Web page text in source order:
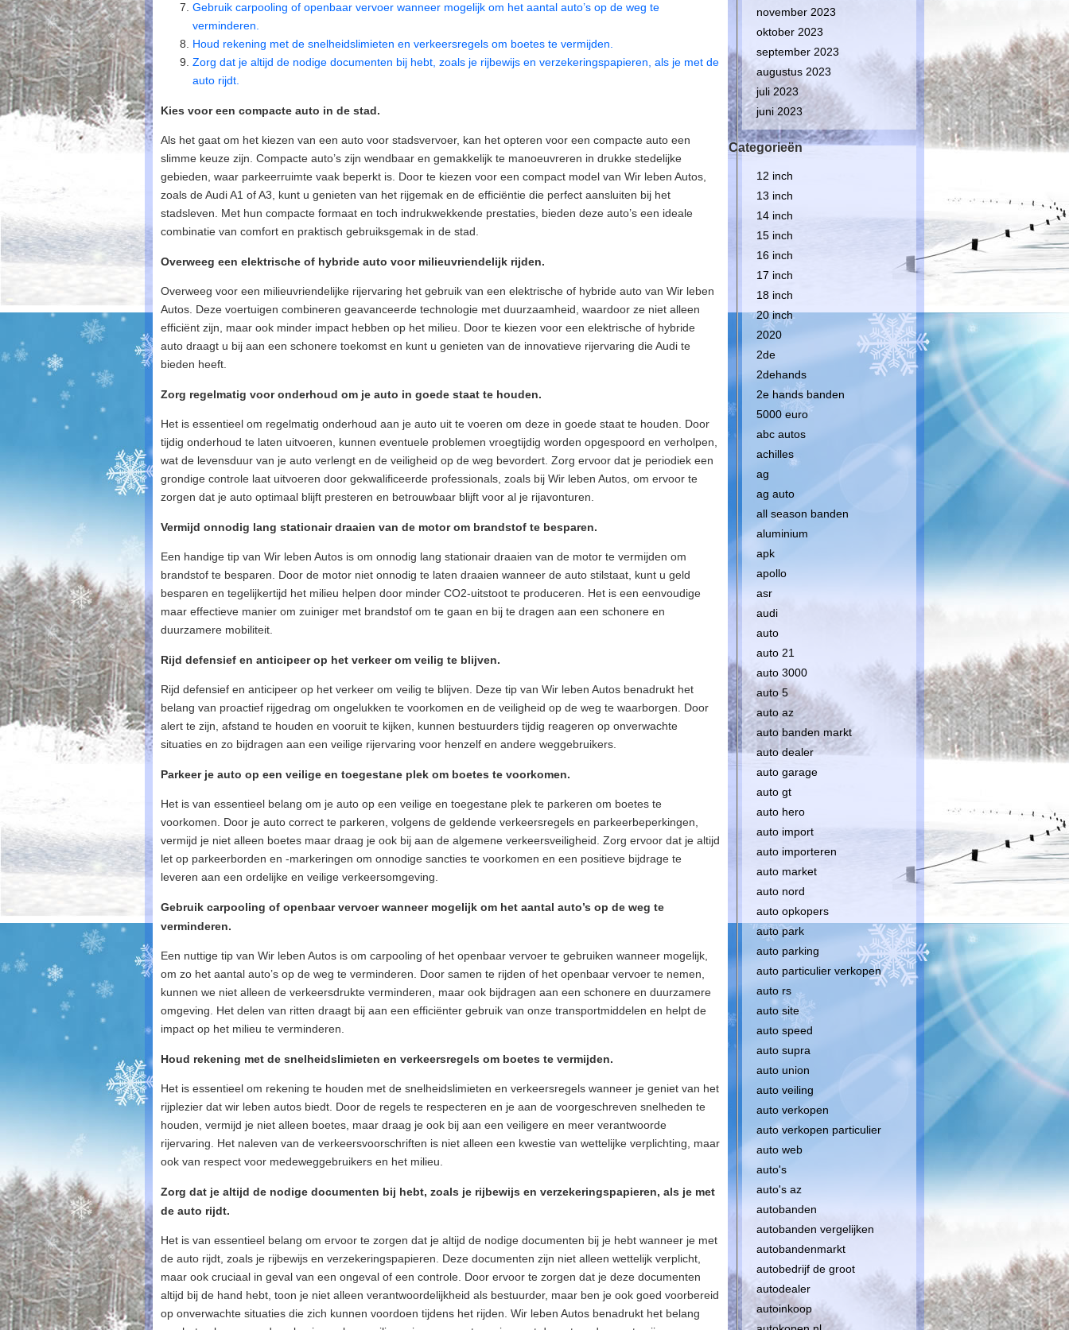
Gebruik carpooling of openbaar vervoer wanneer mogelijk om het aantal auto’s op de weg te
verminderen.
Houd rekening met de snelheidslimieten en verkeersregels om boetes te vermijden.
Zorg dat je altijd de nodige documenten bij hebt, zoals je rijbewijs en verzekeringspapieren, als je met de
auto rijdt.
Kies voor een compacte auto in de stad.
Als het gaat om het kiezen van een auto voor stadsvervoer, kan het opteren voor een compacte auto een
slimme keuze zijn. Compacte auto’s zijn wendbaar en gemakkelijk te manoeuvreren in drukke stedelijke
gebieden, waar parkeerruimte vaak beperkt is. Door te kiezen voor een compact model van Wir leben Autos,
zoals de Audi A1 of A3, kunt u genieten van het rijgemak en de efficiëntie die perfect aansluiten bij het
stadsleven. Met hun compacte formaat en toch indrukwekkende prestaties, bieden deze auto’s een ideale
combinatie van comfort en praktisch gebruiksgemak in de stad.
Overweeg een elektrische of hybride auto voor milieuvriendelijk rijden.
Overweeg voor een milieuvriendelijke rijervaring het gebruik van een elektrische of hybride auto van Wir leben
Autos. Deze voertuigen combineren geavanceerde technologie met duurzaamheid, waardoor ze niet alleen
efficiënt zijn, maar ook minder impact hebben op het milieu. Door te kiezen voor een elektrische of hybride
auto draagt u bij aan een schonere toekomst en kunt u genieten van de innovatieve rijervaring die Audi te
bieden heeft.
Zorg regelmatig voor onderhoud om je auto in goede staat te houden.
Het is essentieel om regelmatig onderhoud aan je auto uit te voeren om deze in goede staat te houden. Door
tijdig onderhoud te laten uitvoeren, kunnen eventuele problemen vroegtijdig worden opgespoord en verholpen,
wat de levensduur van je auto verlengt en de veiligheid op de weg bevordert. Zorg ervoor dat je periodiek een
grondige controle laat uitvoeren door gekwalificeerde professionals, zoals bij Wir leben Autos, om ervoor te
zorgen dat je auto optimaal blijft presteren en betrouwbaar blijft voor al je rijavonturen.
Vermijd onnodig lang stationair draaien van de motor om brandstof te besparen.
Een handige tip van Wir leben Autos is om onnodig lang stationair draaien van de motor te vermijden om
brandstof te besparen. Door de motor niet onnodig te laten draaien wanneer de auto stilstaat, kunt u geld
besparen en tegelijkertijd het milieu helpen door minder CO2-uitstoot te produceren. Het is een eenvoudige
maar effectieve manier om zuiniger met brandstof om te gaan en bij te dragen aan een schonere en
duurzamere mobiliteit.
Rijd defensief en anticipeer op het verkeer om veilig te blijven.
Rijd defensief en anticipeer op het verkeer om veilig te blijven. Deze tip van Wir leben Autos benadrukt het
belang van proactief rijgedrag om ongelukken te voorkomen en de veiligheid op de weg te waarborgen. Door
alert te zijn, afstand te houden en vooruit te kijken, kunnen bestuurders tijdig reageren op onverwachte
situaties en zo bijdragen aan een veilige rijervaring voor henzelf en andere weggebruikers.
Parkeer je auto op een veilige en toegestane plek om boetes te voorkomen.
Het is van essentieel belang om je auto op een veilige en toegestane plek te parkeren om boetes te
voorkomen. Door je auto correct te parkeren, volgens de geldende verkeersregels en parkeerbeperkingen,
vermijd je niet alleen boetes maar draag je ook bij aan de algemene verkeersveiligheid. Zorg ervoor dat je altijd
let op parkeerborden en -markeringen om onnodige sancties te voorkomen en een positieve bijdrage te
leveren aan een ordelijke en veilige verkeersomgeving.
Gebruik carpooling of openbaar vervoer wanneer mogelijk om het aantal auto’s op de weg te
verminderen.
Een nuttige tip van Wir leben Autos is om carpooling of het openbaar vervoer te gebruiken wanneer mogelijk,
om zo het aantal auto’s op de weg te verminderen. Door samen te rijden of het openbaar vervoer te nemen,
kunnen we niet alleen de verkeersdrukte verminderen, maar ook bijdragen aan een schonere en duurzamere
omgeving. Het delen van ritten draagt ​​bij aan een efficiënter gebruik van onze transportmiddelen en helpt de
impact op het milieu te verminderen.
Houd rekening met de snelheidslimieten en verkeersregels om boetes te vermijden.
Het is essentieel om rekening te houden met de snelheidslimieten en verkeersregels wanneer je geniet van het
rijplezier dat wir leben autos biedt. Door de regels te respecteren en je aan de voorgeschreven snelheden te
houden, vermijd je niet alleen boetes, maar draag je ook bij aan een veiligere en meer verantwoorde
rijervaring. Het naleven van de verkeersvoorschriften is niet alleen een kwestie van wettelijke verplichting, maar
ook van respect voor medeweggebruikers en het milieu.
Zorg dat je altijd de nodige documenten bij hebt, zoals je rijbewijs en verzekeringspapieren, als je met
de auto rijdt.
Het is van essentieel belang om ervoor te zorgen dat je altijd de nodige documenten bij je hebt wanneer je met
de auto rijdt, zoals je rijbewijs en verzekeringspapieren. Deze documenten zijn niet alleen wettelijk verplicht,
maar ook cruciaal in geval van een ongeval of een controle. Door ervoor te zorgen dat je deze documenten
altijd bij de hand hebt, toon je niet alleen verantwoordelijkheid als bestuurder, maar ben je ook goed voorbereid
op onverwachte situaties die zich kunnen voordoen tijdens het rijden. Wir leben Autos benadrukt het belang
november 2023
oktober 2023
september 2023
augustus 2023
juli 2023
juni 2023
Categorieën
12 inch
13 inch
14 inch
15 inch
16 inch
17 inch
18 inch
20 inch
2020
2de
2dehands
2e hands banden
5000 euro
abc autos
achilles
ag
ag auto
all season banden
aluminium
apk
apollo
asr
audi
auto
auto 21
auto 3000
auto 5
auto az
auto banden markt
auto dealer
auto garage
auto gt
auto hero
auto import
auto importeren
auto market
auto nord
auto opkopers
auto park
auto parking
auto particulier verkopen
auto rs
auto site
auto speed
auto supra
auto union
auto veiling
auto verkopen
auto verkopen particulier
auto web
auto's
auto's az
autobanden
autobanden vergelijken
autobandenmarkt
autobedrijf de groot
autodealer
autoinkoop